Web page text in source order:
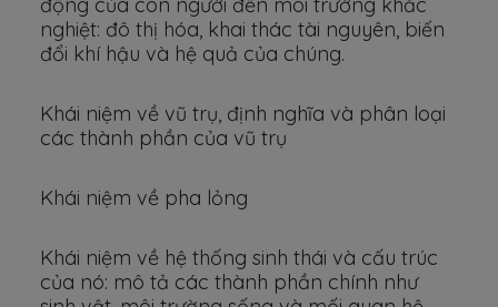
nghiệt: đô thị hóa, khai thác tài nguyên, biến
đổi khí hậu và hệ quả của chúng.
Khái niệm về vũ trụ, định nghĩa và phân loại
các thành phần của vũ trụ
Khái niệm về pha lỏng
Khái niệm về hệ thống sinh thái và cấu trúc
của nó: mô tả các thành phần chính như